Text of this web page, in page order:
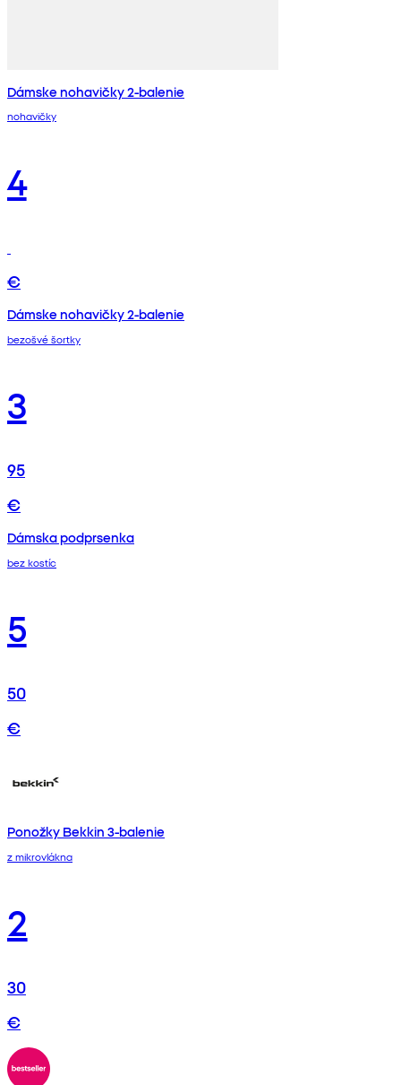
Dámske nohavičky 2-balenie
nohavičky
4
€
Dámske nohavičky 2-balenie
bezošvé šortky
3
95
€
Dámska podprsenka
bez kostíc
5
50
€
Ponožky Bekkin 3-balenie
z mikrovlákna
2
30
€